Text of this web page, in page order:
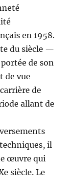
en 1958.
du siècle —
de son
de vue
de
allant de
il
œuvre qui
siècle. Le